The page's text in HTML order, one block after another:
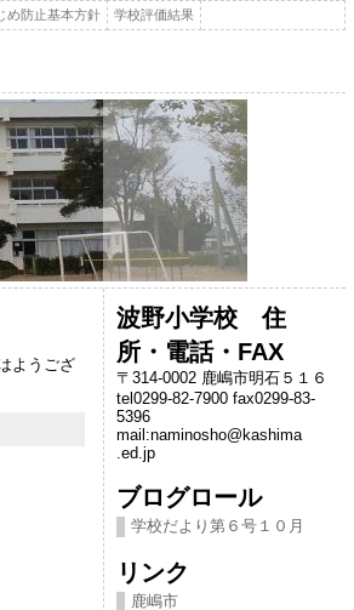
め防止基本方針 学校評価結果
ようござ
波野小学校 住
所・電話・FAX
〒314-0002 鹿嶋市明石５１６
tel0299-82-7900 fax0299-83-
5396
mail:naminosho@kashima
.ed.jp
ブログロール
学校だより第６号１０月
リンク
鹿嶋市